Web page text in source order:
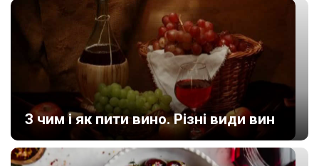
З чим і як пити вино. Різні види вин